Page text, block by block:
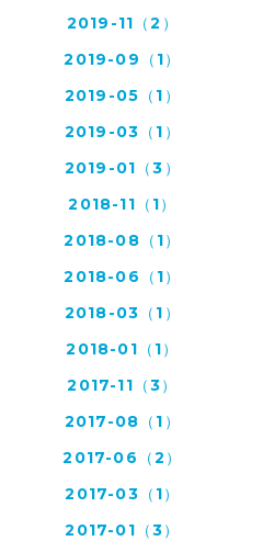
2019-11（2）
2019-09（1）
2019-05（1）
2019-03（1）
2019-01（3）
2018-11（1）
2018-08（1）
2018-06（1）
2018-03（1）
2018-01（1）
2017-11（3）
2017-08（1）
2017-06（2）
2017-03（1）
2017-01（3）